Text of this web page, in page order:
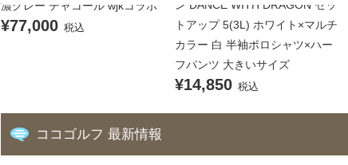
濃グレー チャコール wjkコラボ
¥77,000 税込
ン DANCE WITH DRAGON セッ
トアップ 5(3L) ホワイト×マルチ
カラー 白 半袖ポロシャツ×ハー
フパンツ 大きいサイズ
¥14,850 税込
ココゴルフ 最新情報